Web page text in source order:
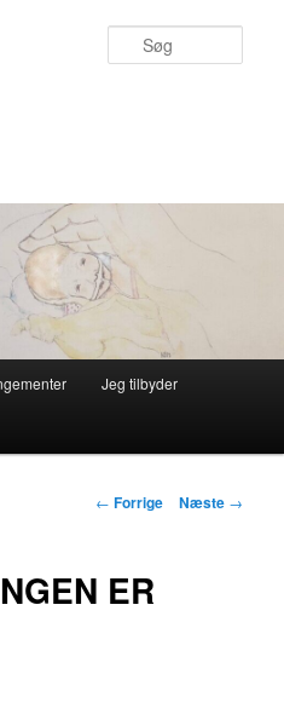
Jeg tilbyder
Indlægsnavigation
← Forrige Næste →
ER